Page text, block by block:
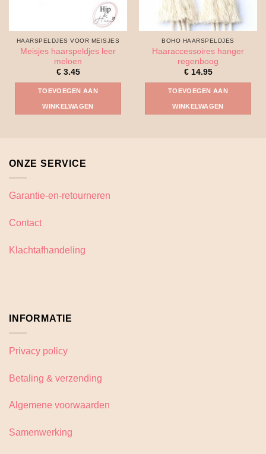
HAARSPELDJES VOOR MEISJES
Meisjes haarspeldjes leer
meloen
€3.45
TOEVOEGEN AAN
WINKELWAGEN
BOHO HAARSPELDJES
Haaraccessoires hanger
regenboog
€14.95
TOEVOEGEN AAN
WINKELWAGEN
ONZE SERVICE
Garantie-en-retourneren
Contact
Klachtafhandeling
INFORMATIE
Privacy policy
Betaling & verzending
Algemene voorwaarden
Samenwerking